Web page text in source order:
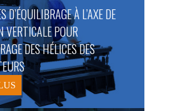
D’ÉQUILIBRAGE À L’AXE DE
VERTICALE POUR
DES HÉLICES DES